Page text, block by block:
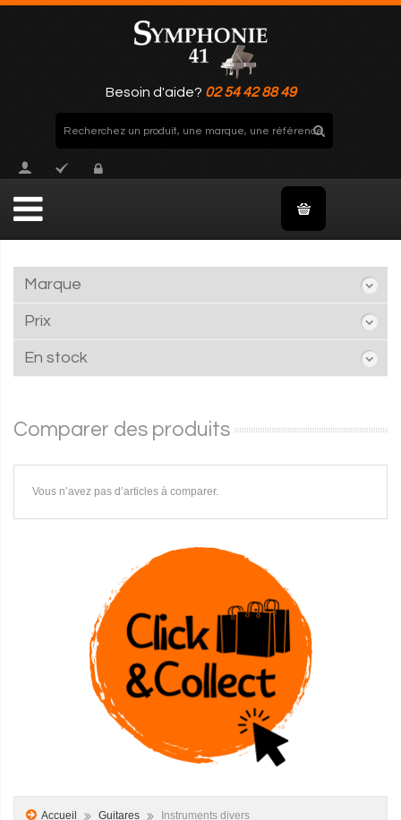
Besoin d'aide? 02 54 42 88 49
Marque
Prix
En stock
Comparer des produits
Vous n’avez pas d’articles à comparer.
Accueil Guitares Instruments divers